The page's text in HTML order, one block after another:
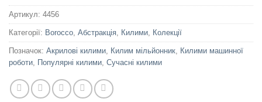
Артикул: 4456
Категорії: Borocco, Абстракція, Килими, Колекції
Позначок: Акрилові килими, Килим мільйонник, Килими машинної
роботи, Популярні килими, Сучасні килими